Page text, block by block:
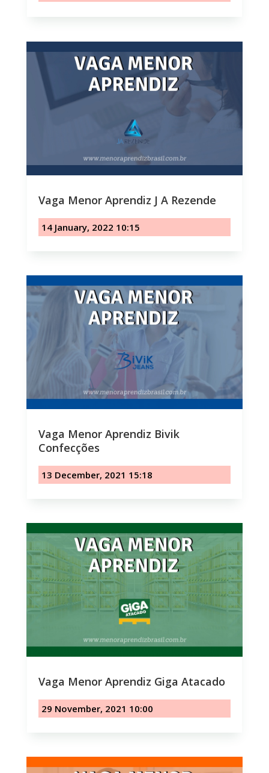
Vaga Menor Aprendiz J A Rezende
14 January, 2022 10:15
Vaga Menor Aprendiz Bivik
Confecções
13 December, 2021 15:18
Vaga Menor Aprendiz Giga Atacado
29 November, 2021 10:00